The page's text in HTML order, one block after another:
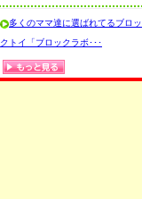
多くのママ達に選ばれてるブロッ
クトイ「ブロックラボ･･･